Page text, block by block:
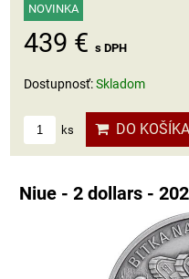
NOVINKA
439 € s DPH
Dostupnosť:Skladom
ks DO KOŠÍKA
Niue - 2 dollars -